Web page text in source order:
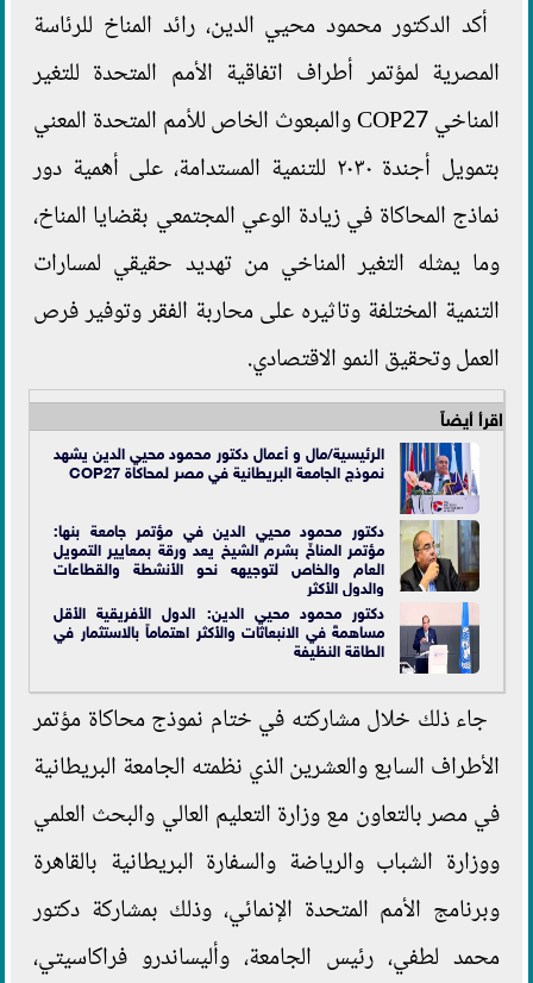
أكد الدكتور محمود محيي الدين، رائد المناخ للرئاسة
المصرية لمؤتمر أطراف اتفاقية الأمم المتحدة للتغير
المناخي COP27 والمبعوث الخاص للأمم المتحدة المعني
بتمويل أجندة ٢٠٣٠ للتنمية المستدامة، على أهمية دور
نماذج المحاكاة في زيادة الوعي المجتمعي بقضايا المناخ،
وما يمثله التغير المناخي من تهديد حقيقي لمسارات
التنمية المختلفة وتاثيره على محاربة الفقر وتوفير فرص
العمل وتحقيق النمو الاقتصادي.
اقرأ أيضاً
الرئيسية/مال و أعمال دكتور محمود محيي الدين يشهد
نموذج الجامعة البريطانية في مصر لمحاكاة COP27
دكتور محمود محيي الدين في مؤتمر جامعة بنها:
مؤتمر المناخً بشرم الشيخ يعد ورقة بمعايير التمويل
العام والخاص لتوجيهه نحو الأنشطة والقطاعات
والدول الأكثر
دكتور محمود محيي الدين: الدول الأفريقية الأقل
مساهمةً في الانبعاثات والأكثر اهتماماً بالاستثمار في
الطاقة النظيفة
جاء ذلك خلال مشاركته في ختام نموذج محاكاة مؤتمر
الأطراف السابع والعشرين الذي نظمته الجامعة البريطانية
في مصر بالتعاون مع وزارة التعليم العالي والبحث العلمي
ووزارة الشباب والرياضة والسفارة البريطانية بالقاهرة
وبرنامج الأمم المتحدة الإنمائي، وذلك بمشاركة دكتور
محمد لطفي، رئيس الجامعة، وأليساندرو فراكاسيتي،